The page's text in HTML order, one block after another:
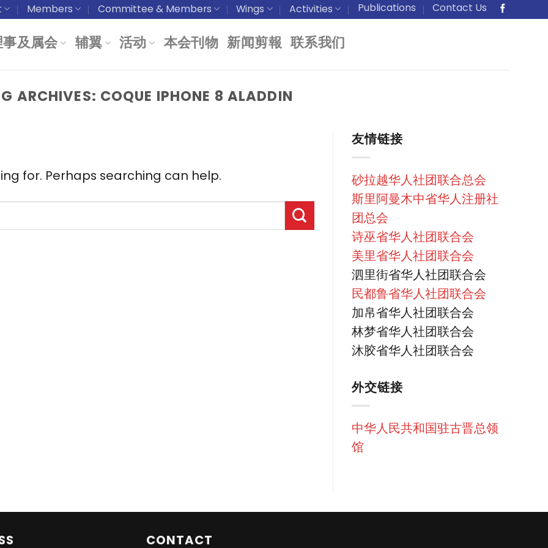
Members Committee & Members Wings Activities Publications Contact Us
及属会 辅翼 活动 本会刊物 新闻剪報 联系我们
ARCHIVES: COQUE IPHONE 8 ALADDIN
for. Perhaps searching can help.
友情链接
砂拉越华人社团联合总会
斯里阿曼木中省华人注册社
团总会
诗巫省华人社团联合会
美里省华人社团联合会
泗里街省华人社团联合会
民都鲁省华人社团联合会
加帛省华人社团联合会
林梦省华人社团联合会
沐胶省华人社团联合会
外交链接
中华人民共和国驻古晋总领
馆
CONTACT